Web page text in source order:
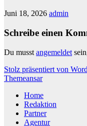
Juni 18, 2026 admin
Schreibe einen
Du musst angemeldet
Stolz präsentiert von
Themeansar
Home
Redaktion
Partner
Agentur